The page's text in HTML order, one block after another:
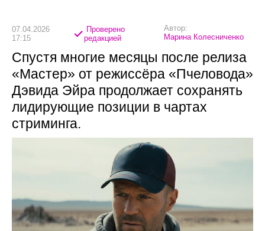
07.04.2026
17:15
Проверено
редакцией
Автор:
Марина Колесниченко
Спустя многие месяцы после релиза
«Мастер» от режиссёра «Пчеловода»
Дэвида Эйра продолжает сохранять
лидирующие позиции в чартах
стриминга.